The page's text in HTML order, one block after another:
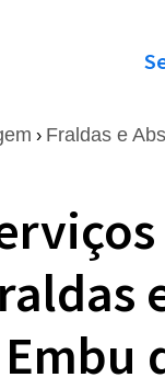
› Fraldas e